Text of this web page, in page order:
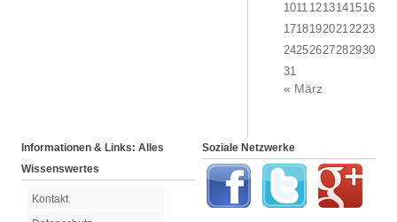
1011 1213141516
17181920212223
24252627282930
31
« März
Informationen & Links: Alles
Wissenswertes
Kontakt
Soziale Netzwerke